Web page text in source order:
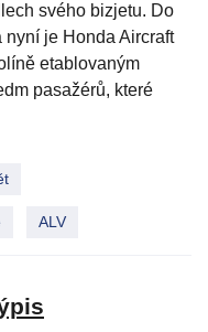
svého bizjetu. Do
je Honda Aircraft
etablovaným
pasažérů, které
ALV